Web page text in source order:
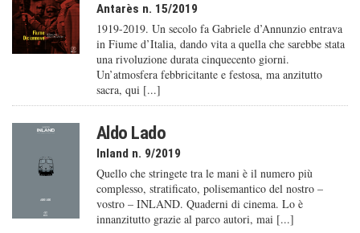
Antarès n. 15/2019
1919-2019. Un secolo fa Gabriele d’Annunzio entrava
in Fiume d’Italia, dando vita a quella che sarebbe stata
una rivoluzione durata cinquecento giorni.
Un’atmosfera febbricitante e festosa, ma anzitutto
sacra, qui [...]
Aldo Lado
Inland n. 9/2019
Quello che stringete tra le mani è il numero più
complesso, stratificato, polisemantico del nostro –
vostro – INLAND. Quaderni di cinema. Lo è
innanzitutto grazie al parco autori, mai [...]